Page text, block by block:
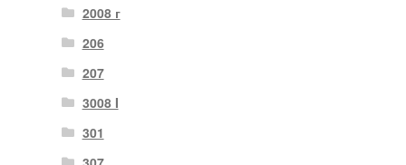
2008 г
206
207
3008 I
301